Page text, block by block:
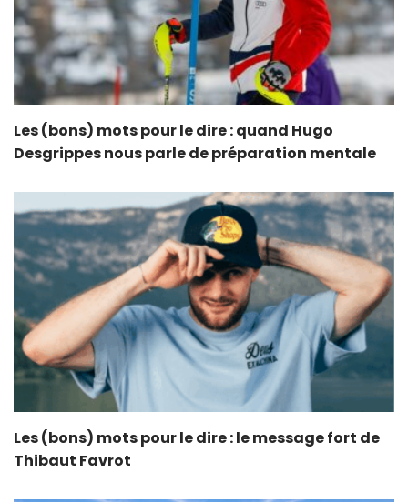
Les (bons) mots pour le dire : quand Hugo
Desgrippes nous parle de préparation mentale
Les (bons) mots pour le dire : le message fort de
Thibaut Favrot